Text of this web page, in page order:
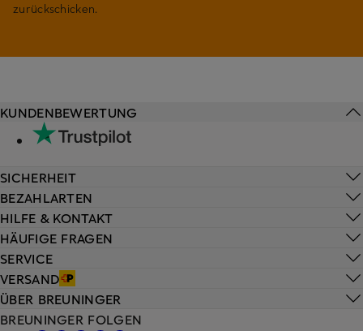
zurückschicken.
HILFE & KONTAKT
HÄUFIGE FRAGEN
SERVICE
VERSAND
KUNDENBEWERTUNG
SICHERHEIT
BEZAHLARTEN
ÜBER BREUNINGER
BREUNINGER FOLGEN